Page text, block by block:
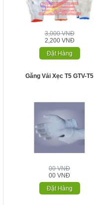
3,000 VNĐ
2,200 VNĐ
Đặt Hàng
Găng Vải Xẹc T5 GTV-T5
00 VNĐ
00 VNĐ
Đặt Hàng